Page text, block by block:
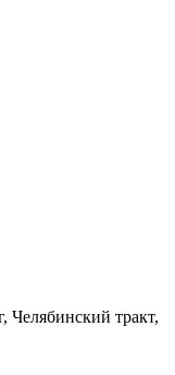
Челябинский тракт,